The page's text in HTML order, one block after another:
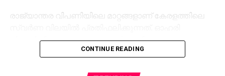
രാജ്യാന്തര വിപണിയിലെ മാറ്റങ്ങളാണ് കേരളത്തിലെ
വിപണിയിലെ മാറ്റങ്ങളും സ്വർണ വിലയെ
സ്വാധീനിക്കുന്നുണ്ട്. എന്നാൽ, വില കൂടിയാലും
CONTINUE READING